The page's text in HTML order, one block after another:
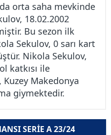
orta saha mevkinde
18.02.2002
Bu sezon ilk
Sekulov, 0 sarı kart
Nikola Sekulov,
katkısı ile
Kuzey Makedonya
giymektedir.
SERIE A 23/24